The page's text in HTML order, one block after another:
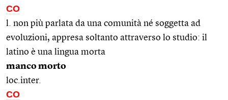
CO
l. non più parlata da una comunità né soggetta ad
evoluzioni, appresa soltanto attraverso lo studio: il
latino è una lingua morta
manco morto
loc.inter.
CO